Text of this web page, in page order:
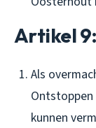
Artikel
Als
kunnen